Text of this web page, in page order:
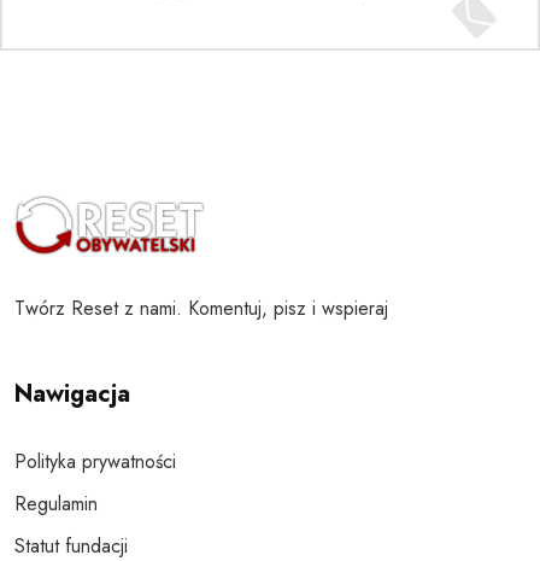
Twórz Reset z nami. Komentuj, pisz i wspieraj
Nawigacja
Polityka prywatności
Regulamin
Statut fundacji